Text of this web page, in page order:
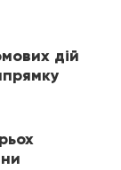
дій